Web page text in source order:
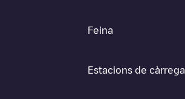
Feina
Estacions de càrrega